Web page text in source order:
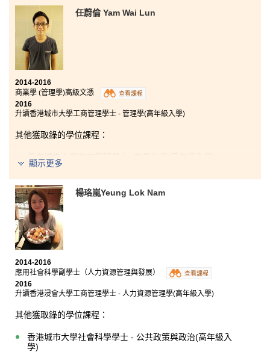
任蔚倫 Yam Wai Lun
2014-2016
商業學 (管理學)高級文憑
查看課程
2016
升讀香港城市大學工商管理學士 - 管理學(高年級入學)
其他獲取錄的學位課程：
香港城市大學工商管理學士- 商業分析(高年級入學)
香港理工大學管理學(榮譽)工商管理學士學位(高年級入學)
香港浸會大學工商管理學士
入學)
這兩年的書院學習生活中，商業學高級文憑(管理學) 大
大加深了我對商業管理的認識。在講師的精心講解和教
導下，配合我們參與不同的課堂專題研習，不但鞏固管
理學的知識，還提升了我的演講技巧，使我能做好準
備，入讀大學。再者，書院為我們提供了很多與課程相
關的活動，例如大專生商業比賽，讓我們能應用所學的
使我能踏上大學之路。
顯示更多
楊珞嵐Yeung Lok Nam
2014-2016
應用社會科學副學士（人力資源管理與發展）
查看課程
2016
升讀香港浸會大學工商管理學士 - 人力資源管理學(高年級入學)
其他獲取錄的學位課程：
香港城市大學社會科學學士 - 公共政策與政治(高年級入
學)